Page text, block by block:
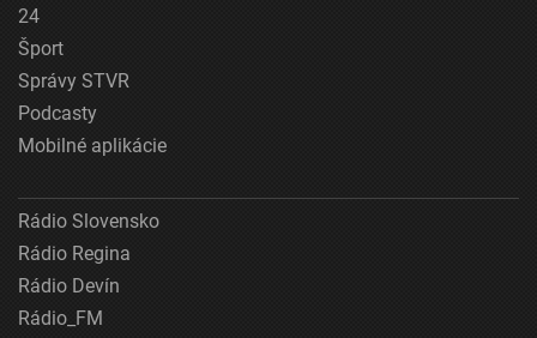
24
Šport
Správy STVR
Podcasty
Mobilné aplikácie
Rádio Slovensko
Rádio Regina
Rádio Devín
Rádio_FM